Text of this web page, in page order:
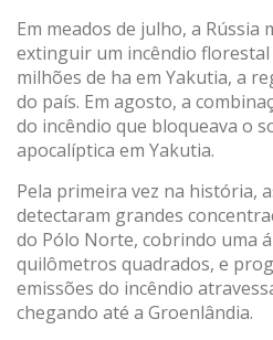
Em meados de julho, a
extinguir um incêndio
milhões de ha em Yakutia, a
do país. Em agosto, a
do incêndio que bloqueava o
apocalíptica em Yakutia.
Pela primeira vez na história,
detectaram grandes
do Pólo Norte, cobrindo uma
quilômetros quadrados, e
emissões do incêndio
chegando até a Groenlândia.